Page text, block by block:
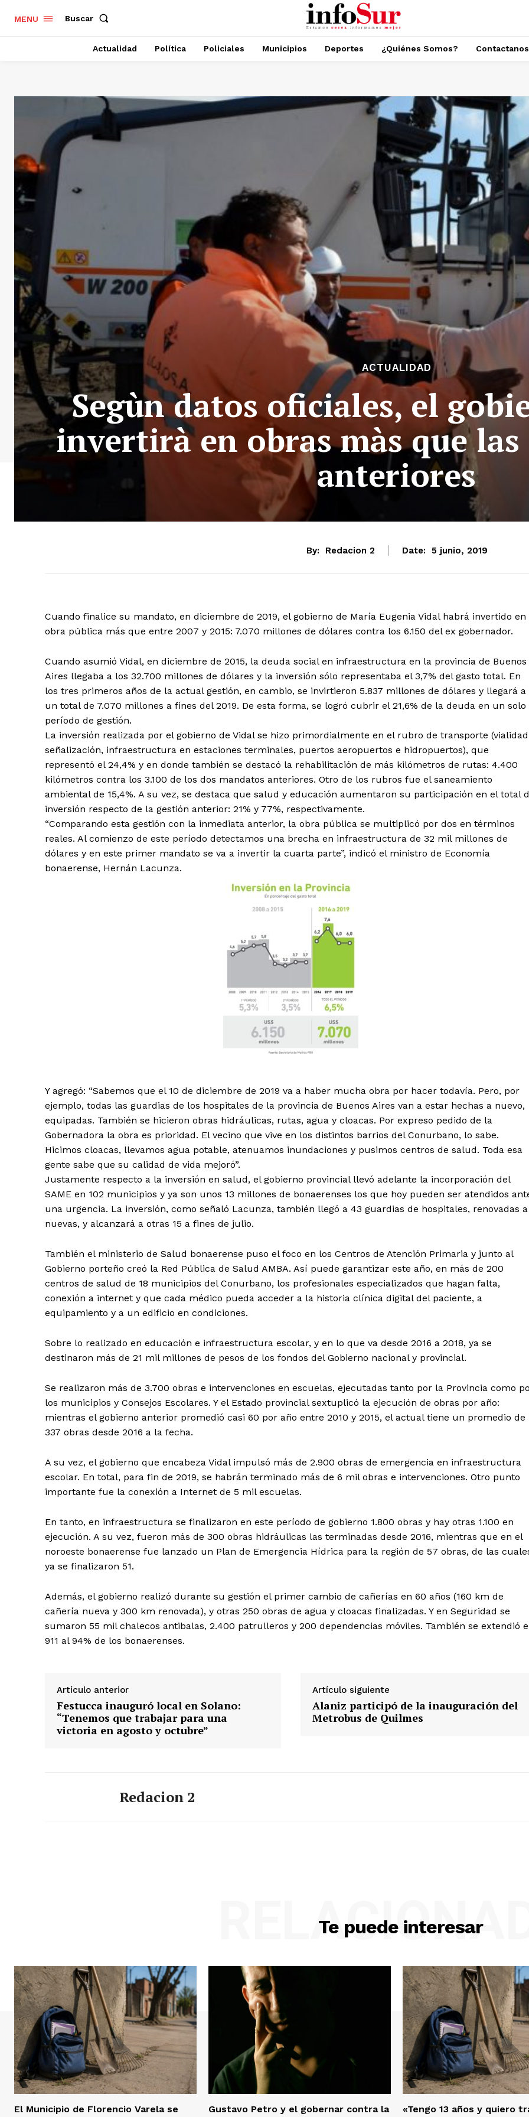
MENU Buscar
Actualidad Política Policiales Municipios Deportes ¿Quiénes Somos? Contactanos
ACTUALIDAD
Segùn datos oficiales, el
invertirà en obras màs que
anteriores
By: Redacion 2 Date: 5 junio, 2019
Cuando finalice su mandato, en diciembre de 2019, el gobierno de María Eugenia Vidal habrá invertido en
obra pública más que entre 2007 y 2015: 7.070 millones de dólares contra los 6.150 del ex gobernador.
Cuando asumió Vidal, en diciembre de 2015, la deuda social en infraestructura en la provincia de Buenos
Aires llegaba a los 32.700 millones de dólares y la inversión sólo representaba el 3,7% del gasto total. En
los tres primeros años de la actual gestión, en cambio, se invirtieron 5.837 millones de dólares y llegará a
un total de 7.070 millones a fines del 2019. De esta forma, se logró cubrir el 21,6% de la deuda en un solo
período de gestión.
La inversión realizada por el gobierno de Vidal se hizo primordialmente en el rubro de transporte
señalización, infraestructura en estaciones terminales, puertos aeropuertos e hidropuertos), que
representó el 24,4% y en donde también se destacó la rehabilitación de más kilómetros de rutas: 4.400
kilómetros contra los 3.100 de los dos mandatos anteriores. Otro de los rubros fue el saneamiento
ambiental de 15,4%. A su vez, se destaca que salud y educación aumentaron su participación en el total
inversión respecto de la gestión anterior: 21% y 77%, respectivamente.
“Comparando esta gestión con la inmediata anterior, la obra pública se multiplicó por dos en términos
reales. Al comienzo de este período detectamos una brecha en infraestructura de 32 mil millones de
dólares y en este primer mandato se va a invertir la cuarta parte”, indicó el ministro de Economía
bonaerense, Hernán Lacunza.
Y agregó: “Sabemos que el 10 de diciembre de 2019 va a haber mucha obra por hacer todavía. Pero, por
ejemplo, todas las guardias de los hospitales de la provincia de Buenos Aires van a estar hechas a nuevo,
equipadas. También se hicieron obras hidráulicas, rutas, agua y cloacas. Por expreso pedido de la
Gobernadora la obra es prioridad. El vecino que vive en los distintos barrios del Conurbano, lo sabe.
Hicimos cloacas, llevamos agua potable, atenuamos inundaciones y pusimos centros de salud. Toda esa
gente sabe que su calidad de vida mejoró”.
Justamente respecto a la inversión en salud, el gobierno provincial llevó adelante la incorporación del
SAME en 102 municipios y ya son unos 13 millones de bonaerenses los que hoy pueden ser atendidos
una urgencia. La inversión, como señaló Lacunza, también llegó a 43 guardias de hospitales, renovadas a
nuevas, y alcanzará a otras 15 a fines de julio.
También el ministerio de Salud bonaerense puso el foco en los Centros de Atención Primaria y junto al
Gobierno porteño creó la Red Pública de Salud AMBA. Así puede garantizar este año, en más de 200
centros de salud de 18 municipios del Conurbano, los profesionales especializados que hagan falta,
conexión a internet y que cada médico pueda acceder a la historia clínica digital del paciente, a
equipamiento y a un edificio en condiciones.
Sobre lo realizado en educación e infraestructura escolar, y en lo que va desde 2016 a 2018, ya se
destinaron más de 21 mil millones de pesos de los fondos del Gobierno nacional y provincial.
Se realizaron más de 3.700 obras e intervenciones en escuelas, ejecutadas tanto por la Provincia como
los municipios y Consejos Escolares. Y el Estado provincial sextuplicó la ejecución de obras por año:
mientras el gobierno anterior promedió casi 60 por año entre 2010 y 2015, el actual tiene un promedio de
337 obras desde 2016 a la fecha.
A su vez, el gobierno que encabeza Vidal impulsó más de 2.900 obras de emergencia en infraestructura
escolar. En total, para fin de 2019, se habrán terminado más de 6 mil obras e intervenciones. Otro punto
importante fue la conexión a Internet de 5 mil escuelas.
En tanto, en infraestructura se finalizaron en este período de gobierno 1.800 obras y hay otras 1.100 en
ejecución. A su vez, fueron más de 300 obras hidráulicas las terminadas desde 2016, mientras que en el
noroeste bonaerense fue lanzado un Plan de Emergencia Hídrica para la región de 57 obras, de las
ya se finalizaron 51.
Además, el gobierno realizó durante su gestión el primer cambio de cañerías en 60 años (160 km de
cañería nueva y 300 km renovada), y otras 250 obras de agua y cloacas finalizadas. Y en Seguridad se
sumaron 55 mil chalecos antibalas, 2.400 patrulleros y 200 dependencias móviles. También se extendió
911 al 94% de los bonaerenses.
Artículo anterior
Festucca inauguró local en Solano:
“Tenemos que trabajar para una
victoria en agosto y octubre”
Artículo siguiente
Alaniz participó de la inauguración del
Metrobus de Quilmes
Redacion 2
Te puede interesar
El Municipio de Florencio Varela se
Gustavo Petro y el gobernar contra la
«Tengo 13 años y quiero